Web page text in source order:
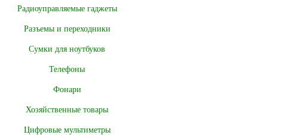
Радиоуправляемые гаджеты
Разъемы и переходники
Сумки для ноутбуков
Телефоны
Фонари
Хозяйственные товары
Цифровые мультиметры